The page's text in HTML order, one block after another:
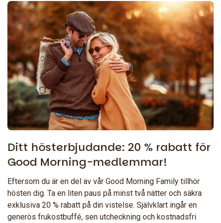
Ditt hösterbjudande: 20 % rabatt för
Good Morning-medlemmar!
Eftersom du är en del av vår Good Morning Family tillhör
hösten dig. Ta en liten paus på minst två nätter och säkra
exklusiva 20 % rabatt på din vistelse. Självklart ingår en
generös frukostbuffé, sen utcheckning och kostnadsfri